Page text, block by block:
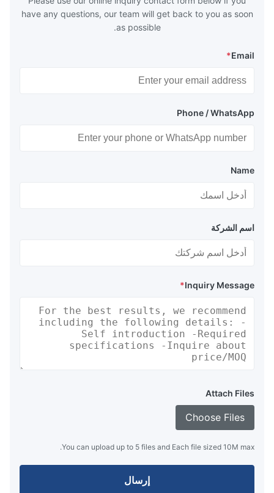
have any questions, our team will get back to you as soon
as possible.
Email
*
Phone / WhatsApp
Name
اسم الشركة
Inquiry Message
*
Attach Files
Choose Files
You can upload up to 5 files and Each file sized 10M max.
إرسال